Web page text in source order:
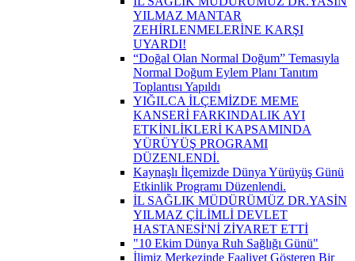
YILMAZ MANTAR
ZEHİRLENMELERİNE KARŞI
UYARDI!
“Doğal Olan Normal Doğum” Temasıyla
Normal Doğum Eylem Planı Tanıtım
Toplantısı Yapıldı
YIĞILCA İLÇEMİZDE MEME
KANSERİ FARKINDALIK AYI
ETKİNLİKLERİ KAPSAMINDA
YÜRÜYÜŞ PROGRAMI
DÜZENLENDİ.
Kaynaşlı İlçemizde Dünya Yürüyüş Günü
Etkinlik Programı Düzenlendi.
İL SAĞLIK MÜDÜRÜMÜZ DR.YASİN
YILMAZ ÇİLİMLİ DEVLET
HASTANESİ'Nİ ZİYARET ETTİ
"10 Ekim Dünya Ruh Sağlığı Günü"
İlimiz Merkezinde Faaliyet Gösteren Bir